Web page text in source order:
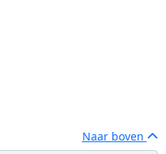
Naar boven